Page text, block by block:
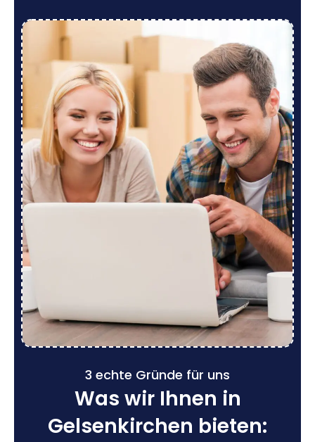
3 echte Gründe für uns
Was wir Ihnen in
Gelsenkirchen bieten: